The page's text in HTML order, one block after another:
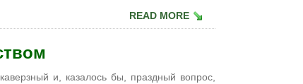
READ MORE
и, казалось бы, праздный вопрос,